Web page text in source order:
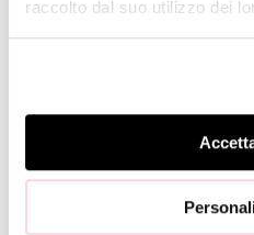
raccolto dal suo utilizzo dei
Consiglio di
Amministrazione
Condotta